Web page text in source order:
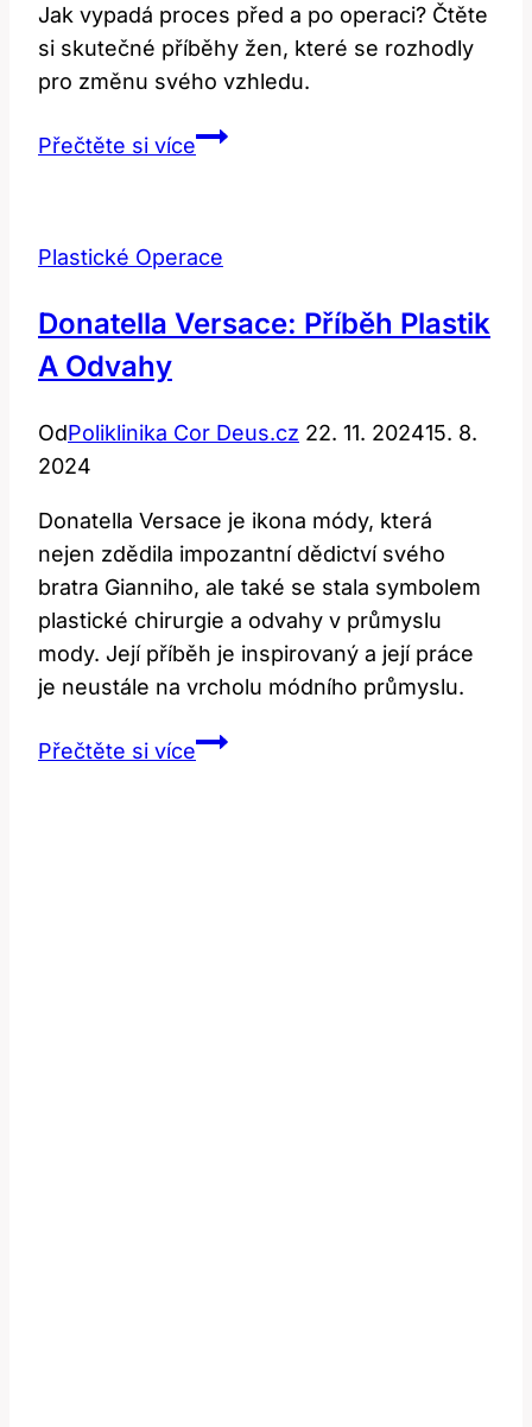
Jak vypadá proces před a po operaci? Čtěte
si skutečné příběhy žen, které se rozhodly
pro změnu svého vzhledu.
Přečtěte si vícePlastika
Po,
Příběhy
Plastické Operace
Donatella Versace: Příběh Plastik
A Odvahy
OdPoliklinika Cor Deus.cz 22. 11. 202415. 8.
2024
Donatella Versace je ikona módy, která
nejen zdědila impozantní dědictví svého
bratra Gianniho, ale také se stala symbolem
plastické chirurgie a odvahy v průmyslu
mody. Její příběh je inspirovaný a její práce
je neustále na vrcholu módního průmyslu.
Přečtěte si víceDonatella